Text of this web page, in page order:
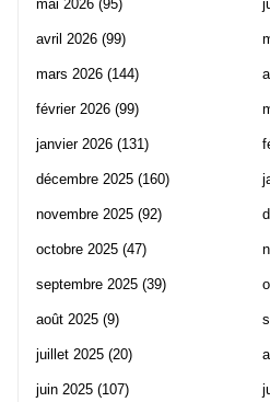
mai 2026 (95)
avril 2026 (99)
mars 2026 (144)
février 2026 (99)
janvier 2026 (131)
décembre 2025 (160)
novembre 2025 (92)
octobre 2025 (47)
septembre 2025 (39)
août 2025 (9)
juillet 2025 (20)
juin 2025 (107)